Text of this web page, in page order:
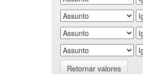
Retornar valores